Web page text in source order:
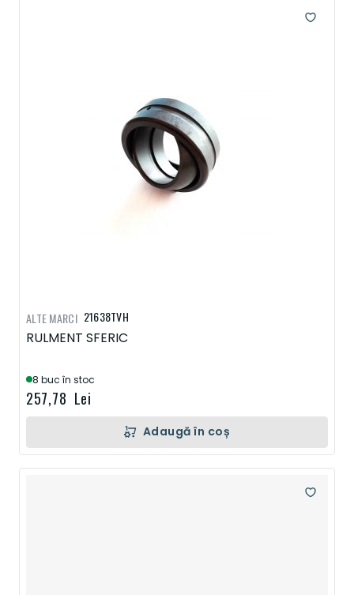
21638TVH
RULMENT SFERIC
8 buc în stoc
257,78 Lei
ALTE MARCI
Adaugă în coș